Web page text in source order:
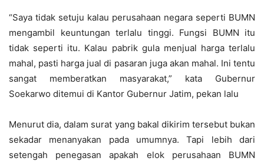
“Saya tidak setuju kalau perusahaan negara seperti BUMN
mengambil keuntungan terlalu tinggi. Fungsi BUMN itu
tidak seperti itu. Kalau pabrik gula menjual harga terlalu
mahal, pasti harga jual di pasaran juga akan mahal. Ini tentu
sangat memberatkan masyarakat,” kata Gubernur
Soekarwo ditemui di Kantor Gubernur Jatim, pekan lalu
Menurut dia, dalam surat yang bakal dikirim tersebut bukan
sekadar menanyakan pada umumnya. Tapi lebih dari
setengah penegasan apakah elok perusahaan BUMN